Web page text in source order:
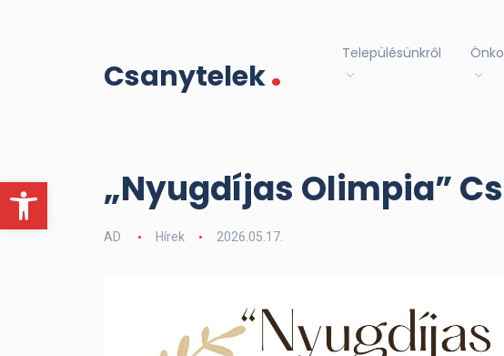
Eszköztár megnyitása
Csanytelek. Településünkről
„Nyugdíjas Olimpia”
AD Hírek 2026.05.17.